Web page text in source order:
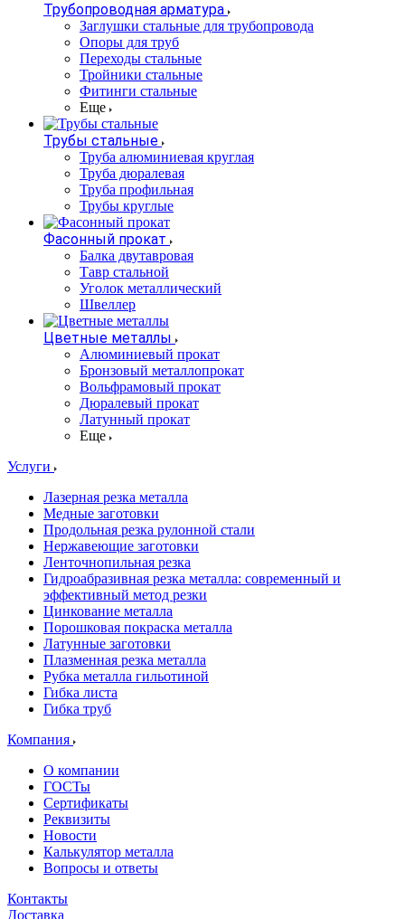
Трубопроводная арматура
Заглушки стальные для трубопровода
Опоры для труб
Переходы стальные
Тройники стальные
Фитинги стальные
Еще
Трубы стальные
Труба алюминиевая круглая
Труба дюралевая
Труба профильная
Трубы круглые
Фасонный прокат
Балка двутавровая
Тавр стальной
Уголок металлический
Швеллер
Цветные металлы
Алюминиевый прокат
Бронзовый металлопрокат
Вольфрамовый прокат
Дюралевый прокат
Латунный прокат
Еще
Услуги
Лазерная резка металла
Медные заготовки
Продольная резка рулонной стали
Нержавеющие заготовки
Ленточнопильная резка
Гидроабразивная резка металла: современный и
эффективный метод резки
Цинкование металла
Порошковая покраска металла
Латунные заготовки
Плазменная резка металла
Рубка металла гильотиной
Гибка листа
Гибка труб
Компания
О компании
ГОСТы
Сертификаты
Реквизиты
Новости
Калькулятор металла
Вопросы и ответы
Контакты
Доставка